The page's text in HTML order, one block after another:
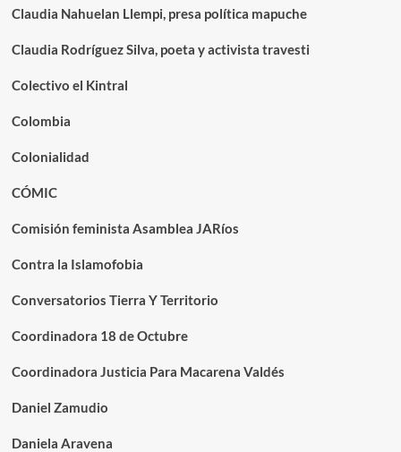
Claudia Nahuelan Llempi, presa política mapuche
Claudia Rodríguez Silva, poeta y activista travesti
Colectivo el Kintral
Colombia
Colonialidad
CÓMIC
Comisión feminista Asamblea JARíos
Contra la Islamofobia
Conversatorios Tierra Y Territorio
Coordinadora 18 de Octubre
Coordinadora Justicia Para Macarena Valdés
Daniel Zamudio
Daniela Aravena